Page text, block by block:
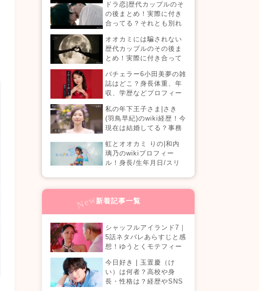
ドラ恋|歴代カップルのそ
の後まとめ！実際に付き
合ってる？それとも別れ
【恋愛ドラマな恋がした
い】
オオカミには騙されない
歴代カップルのその後ま
とめ！実際に付き合って
現在の活動は？
バチェラー6小田美夢の雑
誌はどこ？身長体重、年
収、学歴などプロフィー
私の年下王子さま|さき
(羽鳥早紀)のwiki経歴！今
現在は結婚してる？事務
編)
虹とオオカミ りの|和内
璃乃のwikiプロフィー
ル！身長/生年月日/スリ
新着記事一覧
シャッフルアイランド7｜
5話ネタバレあらすじと感
想！ゆうとくモテフィー
ったが暴走！？
今日好き | 玉置慶（け
い）は何者？高校や身
長・性格は？経歴やSNS